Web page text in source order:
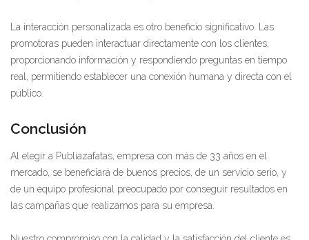
La interacción personalizada es otro beneficio significativo. Las
promotoras pueden interactuar directamente con los clientes,
proporcionando información y respondiendo preguntas en tiempo
real, permitiendo establecer una conexión humana y directa con el
público.
Conclusión
Al elegir a Publiazafatas, empresa con más de 33 años en el
mercado, se beneficiará de buenos precios, de un servicio serio, y
de un equipo profesional preocupado por conseguir resultados en
las campañas que realizamos para su empresa.